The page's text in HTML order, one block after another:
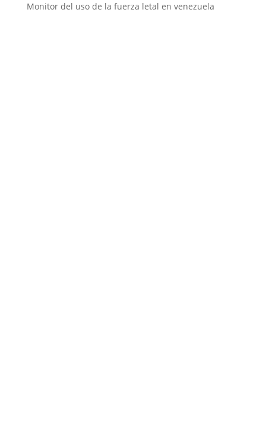
Monitor del uso de la fuerza letal en venezuela